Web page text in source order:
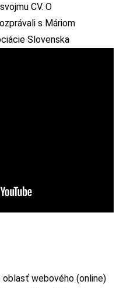
CV. O
s Máriom
Slovenska
webového (online)